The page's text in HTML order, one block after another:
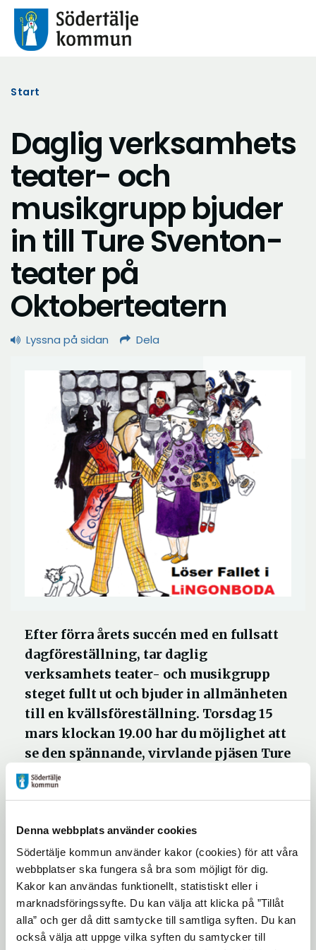
Denna webbplats använder cookies
Södertälje kommun använder kakor (cookies) för att våra
webbplatser ska fungera så bra som möjligt för dig.
Kakor kan användas funktionellt, statistiskt eller i
marknadsföringssyfte. Du kan välja att klicka på ”Tillåt
alla” och ger då ditt samtycke till samtliga syften. Du kan
också välja att uppge vilka syften du samtycker till
Start
Daglig verksamhets
teater- och
musikgrupp bjuder
in till Ture Sventon-
teater på
Oktoberteatern
Lyssna på sidan Dela
Efter förra årets succén med en fullsatt
dagföreställning, tar daglig
verksamhets teater- och musikgrupp
steget fullt ut och bjuder in allmänheten
till en kvällsföreställning. Torsdag 15
mars klockan 19.00 har du möjlighet att
se den spännande, virvlande pjäsen Ture
Sventon löser fallet i Lingonboda på
Oktoberteatern.
Har du tidigare läst böckerna om Ture
Sventon finns det flera
igenkänningsfaktorer: en kidnappad katt,
en magisk matta, Omar och hans fez och sist
men inte minst den klassiska
"temmelburken". Genrepet fick höga betyg